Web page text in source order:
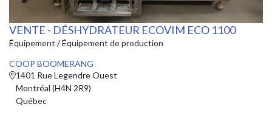
VENTE - DÉSHYDRATEUR ECOVIM ECO 1100
Équipement / Équipement de production
COOP BOOMERANG
1401 Rue Legendre Ouest
Montréal (H4N 2R9)
Québec